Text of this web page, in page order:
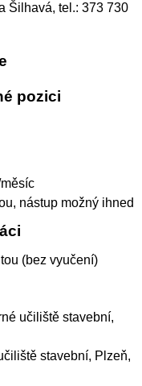
Šilhavá, tel.: 373 730
pozici
nástup možný ihned
(bez vyučení)
učiliště stavební,
stavební, Plzeň,